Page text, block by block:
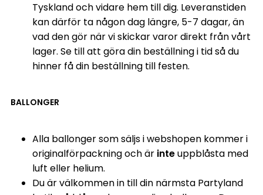
Tyskland och vidare hem till dig. Leveranstiden
kan därför ta någon dag längre, 5-7 dagar, än
vad den gör när vi skickar varor direkt från vårt
lager. Se till att göra din beställning i tid så du
hinner få din beställning till festen.
BALLONGER
Alla ballonger som säljs i webshopen kommer i
originalförpackning och är inteuppblåsta med
luft eller helium.
Du är välkommen in till din närmsta Partyland